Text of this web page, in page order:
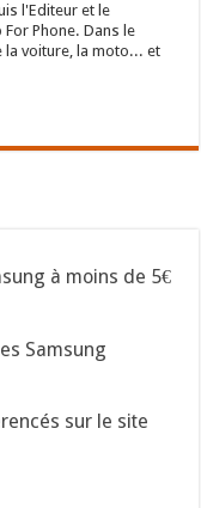
l'Editeur et le
Phone. Dans le
voiture, la moto... et
à moins de 5€
Samsung
sur le site